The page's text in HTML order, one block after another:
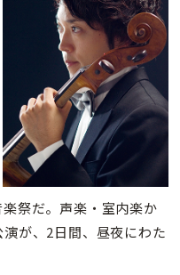
祭だ。声楽・室内楽か
が、2日間、昼夜にわた